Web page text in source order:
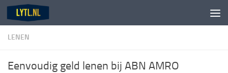
Doorgaan naar inhoud
LENEN
Eenvoudig geld lenen bij ABN AMRO